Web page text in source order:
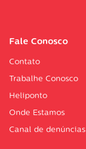
Fale Conosco
Contato
Trabalhe Conosco
Heliponto
Onde Estamos
Canal de denúncias